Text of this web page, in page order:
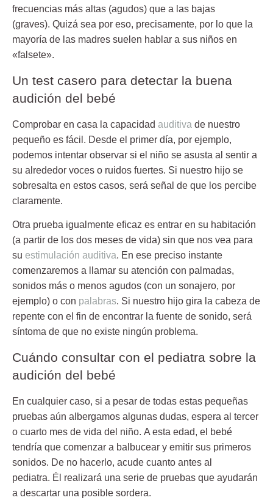
frecuencias más altas (agudos) que a las bajas
(graves). Quizá sea por eso, precisamente, por lo que la
mayoría de las madres suelen hablar a sus niños en
«falsete».
Un test casero para detectar la buena
audición del bebé
Comprobar en casa la capacidad auditiva de nuestro
pequeño es fácil. Desde el primer día, por ejemplo,
podemos intentar observar si el niño se asusta al sentir a
su alrededor voces o ruidos fuertes. Si nuestro hijo se
sobresalta en estos casos, será señal de que los percibe
claramente.
Otra prueba igualmente eficaz es entrar en su habitación
(a partir de los dos meses de vida) sin que nos vea para
su estimulación auditiva. En ese preciso instante
comenzaremos a llamar su atención con palmadas,
sonidos más o menos agudos (con un sonajero, por
ejemplo) o con palabras. Si nuestro hijo gira la cabeza de
repente con el fin de encontrar la fuente de sonido, será
síntoma de que no existe ningún problema.
Cuándo consultar con el pediatra sobre la
audición del bebé
En cualquier caso, si a pesar de todas estas pequeñas
pruebas aún albergamos algunas dudas, espera al tercer
o cuarto mes de vida del niño. A esta edad, el bebé
tendría que comenzar a balbucear y emitir sus primeros
sonidos. De no hacerlo, acude cuanto antes al
pediatra. Él realizará una serie de pruebas que ayudarán
a descartar una posible sordera.